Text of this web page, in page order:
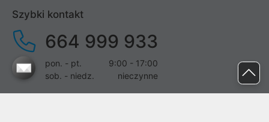
Szybki kontakt
664 999 933
pon. - pt.
9:00 - 17:00
sob. - niedz.
nieczynne